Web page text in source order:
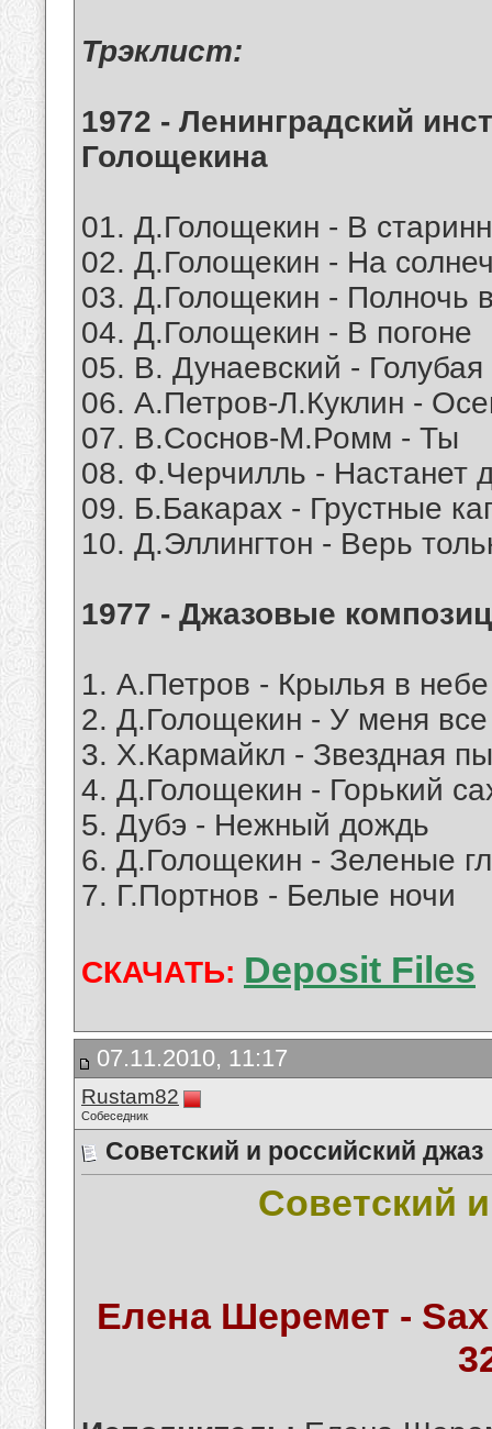
Трэклист:
1972 - Ленинградский
Голощекина
01. Д.Голощекин - В
02. Д.Голощекин - На
03. Д.Голощекин - Полночь
04. Д.Голощекин - В погоне
05. В. Дунаевский -
06. А.Петров-Л.Куклин -
07. В.Соснов-М.Ромм - Ты
08. Ф.Черчилль - Настанет
09. Б.Бакарах - Грустные
10. Д.Эллингтон - Верь
1977 - Джазовые
1. А.Петров - Крылья в небе
2. Д.Голощекин - У меня
3. Х.Кармайкл - Звездная
4. Д.Голощекин - Горький
5. Дубэ - Нежный дождь
6. Д.Голощекин - Зеленые
7. Г.Портнов - Белые ночи
СКАЧАТЬ: Deposit Files
07.11.2010, 11:17
Rustam82
Собеседник
Советский и российский джаз
Советский
Елена Шеремет -